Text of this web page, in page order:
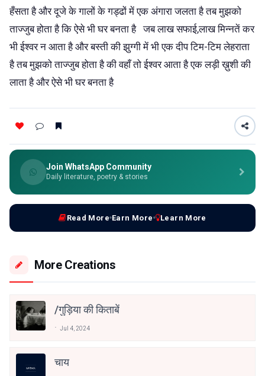
हँसता है और दूजे के गालों के गड्ढों में एक अंगारा जलता है तब मुझको
ताज्जुब होता है कि ऐसे भी घर बनता है जब लाख सफाई,लाख मिन्नतें कर
भी ईश्वर न आता है और बस्ती की झुग्गी में भी एक दीप टिम-टिम लेहराता
है तब मुझको ताज्जुब होता है की वहाँ तो ईश्वर आता है एक लड़ी ख़ुशी की
लाता है और ऐसे भी घर बनता है
Join WhatsApp Community
Daily literature, poetry & stories
Read More Earn More Learn More
More Creations
/गुड़िया की किताबें
Jul 4, 2024
चाय